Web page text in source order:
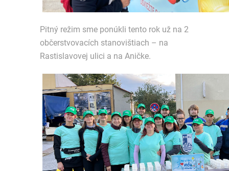
Pitný režim sme ponúkli tento rok už na 2
občerstvovacích stanovištiach – na
Rastislavovej ulici a na Aničke.